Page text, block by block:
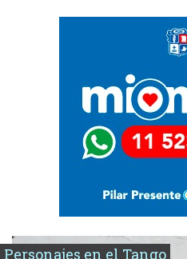
Personajes en el Tango